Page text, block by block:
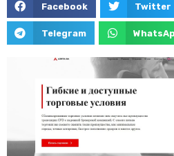
Facebook Twitter
Telegram